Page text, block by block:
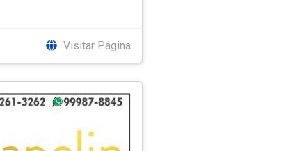
Visitar Página